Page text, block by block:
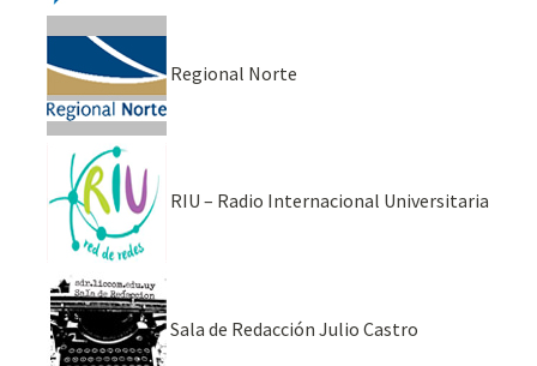
Regional Norte
RIU – Radio Internacional Universitaria
Sala de Redacción Julio Castro